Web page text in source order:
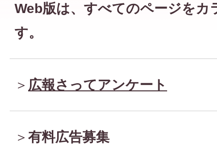
Web版は、すべてのページをカ
す。
＞ 広報さってアンケート
＞ 有料広告募集